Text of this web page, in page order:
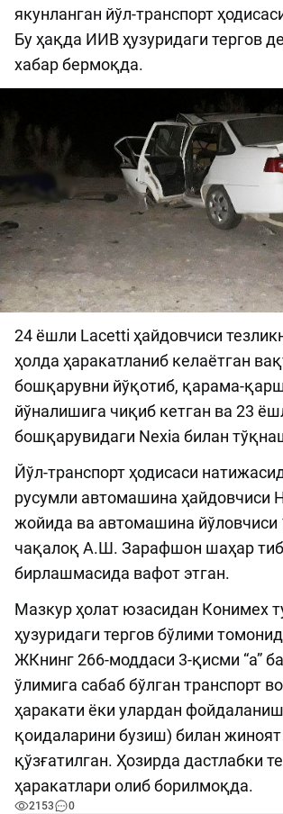
якунланган йўл-транспорт
Бу ҳақда ИИВ ҳузуридаги тергов
хабар бермоқда.
24 ёшли Lacetti ҳайдовчиси
ҳолда ҳаракатланиб келаётган
бошқарувни йўқотиб, қарама-
йўналишига чиқиб кетган ва 23
бошқарувидаги Nexia билан
Йўл-транспорт ҳодисаси
русумли автомашина ҳайдовчиси
жойида ва автомашина йўловчиси
чақалоқ А.Ш. Зарафшон шаҳар
бирлашмасида вафот этган.
Мазкур ҳолат юзасидан Конимех
ҳузуридаги тергов бўлими
ЖКнинг 266-моддаси 3-қисми “а”
ўлимига сабаб бўлган транспорт
ҳаракати ёки улардан
қоидаларини бузиш) билан
қўзғатилган. Ҳозирда дастлабки
ҳаракатлари олиб борилмоқда.
2153 0